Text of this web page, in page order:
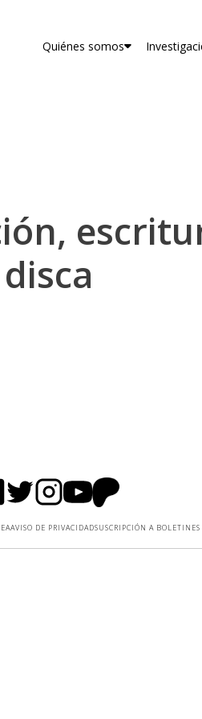
Quiénes somos
disca
AVISO DE PRIVACIDADSUSCRIPCIÓN A BOLETINES